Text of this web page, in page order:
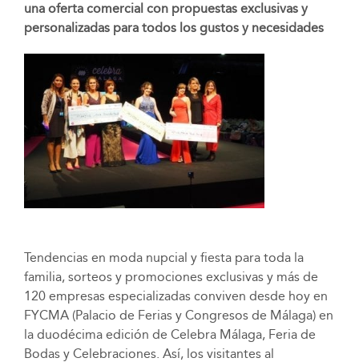
una oferta comercial con propuestas exclusivas y
personalizadas para todos los gustos y necesidades
Tendencias en moda nupcial y fiesta para toda la
familia, sorteos y promociones exclusivas y más de
120 empresas especializadas conviven desde hoy en
FYCMA (Palacio de Ferias y Congresos de Málaga) en
la duodécima edición de Celebra Málaga, Feria de
Bodas y Celebraciones. Así, los visitantes al